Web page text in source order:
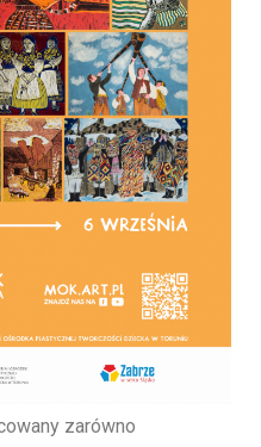
zarówno